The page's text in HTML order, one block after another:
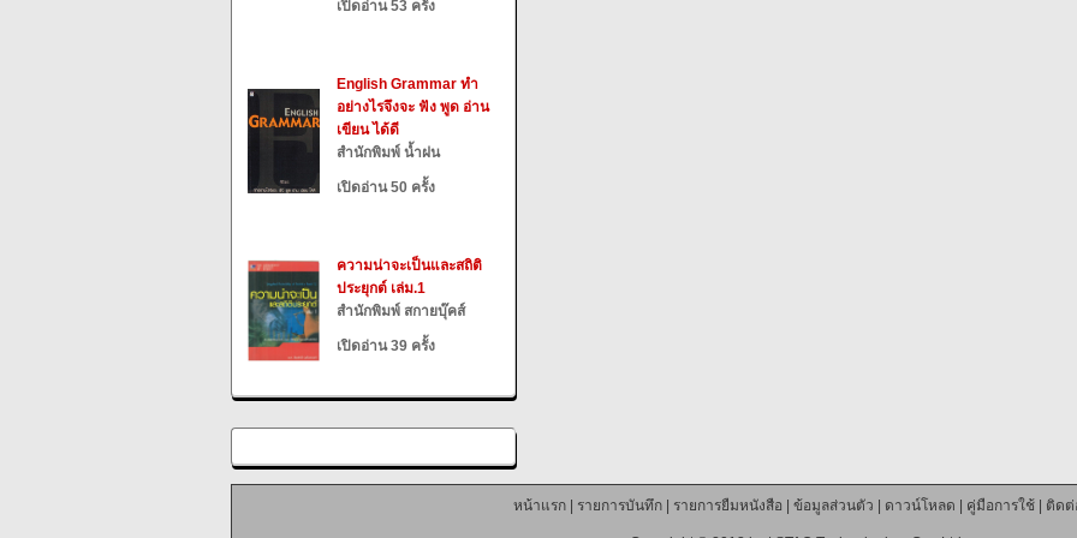
เปิดอ่าน 53 ครั้ง
English Grammar ทำ
อย่างไรจึงจะ ฟัง พูด อ่าน
เขียน ได้ดี
สำนักพิมพ์ น้ำฝน
เปิดอ่าน 50 ครั้ง
ความน่าจะเป็นและสถิติ
ประยุกต์ เล่ม.1
สำนักพิมพ์ สกายบุ๊คส์
เปิดอ่าน 39 ครั้ง
หน้าแรก| รายการบันทึก| รายการยืมหนังสือ ข้อมูลส่วนตัว ดาวน์โหลด คู่มือการใช้| ติดต่